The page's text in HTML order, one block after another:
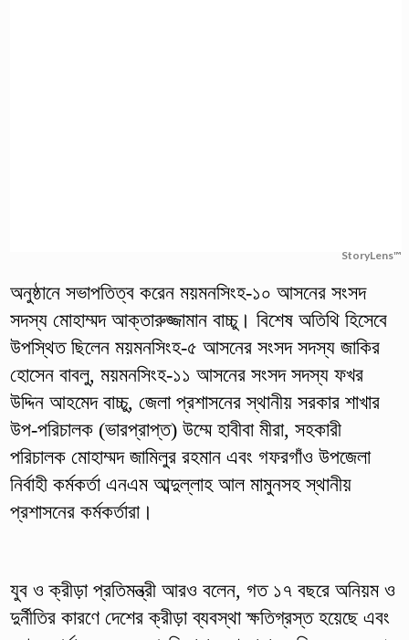
StoryLens™
অনুষ্ঠানে সভাপতিত্ব করেন ময়মনসিংহ-১০ আসনের সংসদ
সদস্য মোহাম্মদ আক্তারুজ্জামান বাচ্চু। বিশেষ অতিথি হিসেবে
উপস্থিত ছিলেন ময়মনসিংহ-৫ আসনের সংসদ সদস্য জাকির
হোসেন বাবলু, ময়মনসিংহ-১১ আসনের সংসদ সদস্য ফখর
উদ্দিন আহমেদ বাচ্চু, জেলা প্রশাসনের স্থানীয় সরকার শাখার
উপ-পরিচালক (ভারপ্রাপ্ত) উম্মে হাবীবা মীরা, সহকারী
পরিচালক মোহাম্মদ জামিলুর রহমান এবং গফরগাঁও উপজেলা
নির্বাহী কর্মকর্তা এনএম আব্দুল্লাহ আল মামুনসহ স্থানীয়
প্রশাসনের কর্মকর্তারা।
যুব ও ক্রীড়া প্রতিমন্ত্রী আরও বলেন, গত ১৭ বছরে অনিয়ম ও
দুর্নীতির কারণে দেশের ক্রীড়া ব্যবস্থা ক্ষতিগ্রস্ত হয়েছে এবং